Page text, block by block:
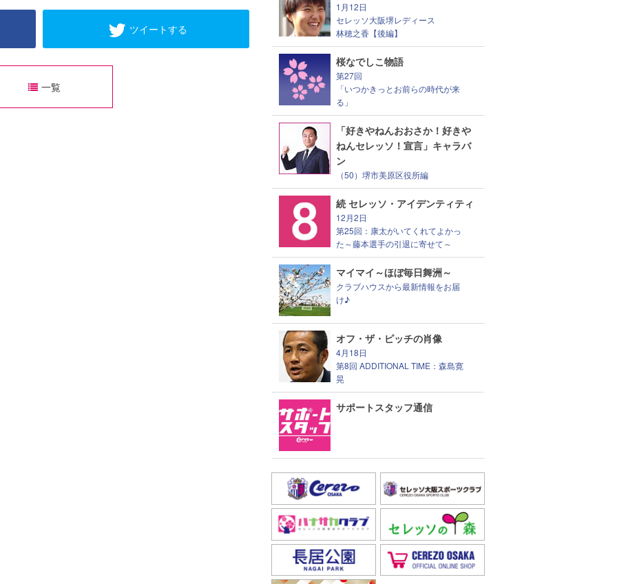
ツイートする
一覧
1月12日
セレッソ大阪堺レディース
林穂之香【後編】
桜なでしこ物語
第27回
「いつかきっとお前らの時代が来
る」
「好きやねんおおさか！好きや
ねんセレッソ！宣言」キャラバ
ン
（50）堺市美原区役所編
続 セレッソ・アイデンティティ
12月2日
第25回：康太がいてくれてよかっ
た～藤本選手の引退に寄せて～
マイマイ～ほぼ毎日舞洲～
クラブハウスから最新情報をお届
け♪
オフ・ザ・ピッチの肖像
4月18日
第8回 ADDITIONAL TIME：森島寛
晃
サポートスタッフ通信